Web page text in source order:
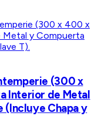
(300 x
Interior de Metal
Chapa y